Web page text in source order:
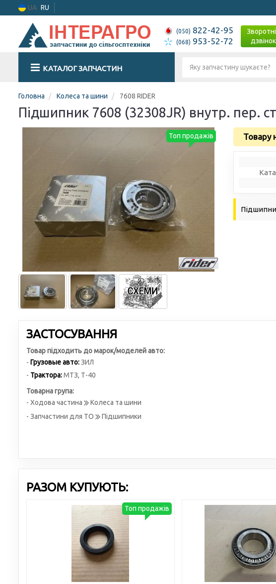
UA RU
(050) 822-42-95
(068) 953-52-72
дзвінок
КАТАЛОГ ЗАПЧАСТИН
Головна Колеса та шини 7608 RIDER
Підшипник 7608 (32308JR) внутр. пер.
Топ продажів Товару
ЗАСТОСУВАННЯ
Товар підходить до марок/моделей авто:
- Грузовые авто: ЗИЛ
- Трактора:МТЗ, Т-40
Товарна група:
- Ходова частина
Колеса та шини
- Запчастини для ТО
Підшипники
РАЗОМ КУПУЮТЬ:
Топ продажів